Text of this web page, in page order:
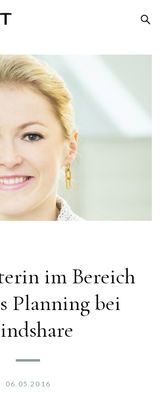
im Bereich
Planning bei
06.05.2016